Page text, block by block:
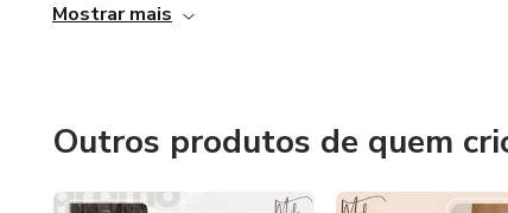
Mostrar mais
Outros produtos de quem